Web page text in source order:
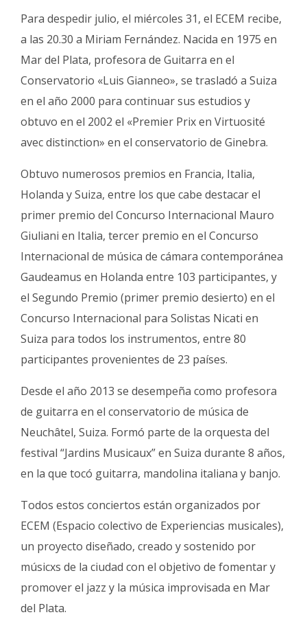
Para despedir julio, el miércoles 31, el ECEM recibe,
a las 20.30 a Miriam Fernández. Nacida en 1975 en
Mar del Plata, profesora de Guitarra en el
Conservatorio «Luis Gianneo», se trasladó a Suiza
en el año 2000 para continuar sus estudios y
obtuvo en el 2002 el «Premier Prix en Virtuosité
avec distinction» en el conservatorio de Ginebra.
Obtuvo numerosos premios en Francia, Italia,
Holanda y Suiza, entre los que cabe destacar el
primer premio del Concurso Internacional Mauro
Giuliani en Italia, tercer premio en el Concurso
Internacional de música de cámara contemporánea
Gaudeamus en Holanda entre 103 participantes, y
el Segundo Premio (primer premio desierto) en el
Concurso Internacional para Solistas Nicati en
Suiza para todos los instrumentos, entre 80
participantes provenientes de 23 países.
Desde el año 2013 se desempeña como profesora
de guitarra en el conservatorio de música de
Neuchâtel, Suiza. Formó parte de la orquesta del
festival “Jardins Musicaux” en Suiza durante 8 años,
en la que tocó guitarra, mandolina italiana y banjo.
Todos estos conciertos están organizados por
ECEM (Espacio colectivo de Experiencias musicales),
un proyecto diseñado, creado y sostenido por
músicxs de la ciudad con el objetivo de fomentar y
promover el jazz y la música improvisada en Mar
del Plata.